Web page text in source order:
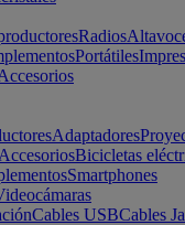
Radios
Portátiles
Adaptadores
AccesoriosBicicletas
Smartphones
Cables USBCables